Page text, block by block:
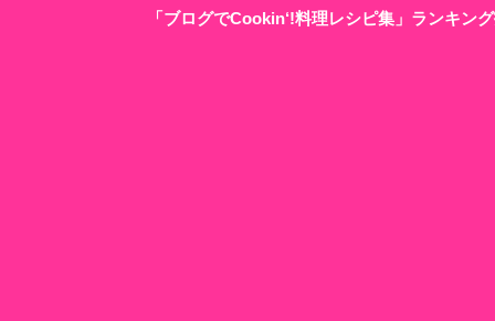
「ブログでCookin‘!料理レシピ集」ランキン